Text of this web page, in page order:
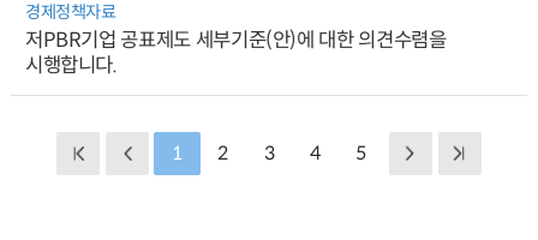
경제정책자료
저PBR기업 공표제도 세부기준(안)에 대한 의견수렴을
시행합니다.
1 2 3 4 5